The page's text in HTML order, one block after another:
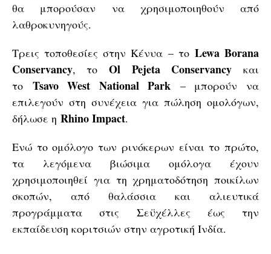
θα μπορούσαν να χρησιμοποιηθούν από
λαθροκυνηγούς.
Τρεις τοποθεσίες στην Κένυα – το Lewa Borana
Conservancy, τοOl Pejeta Conservancyκαι
το Tsavo West National Park – μπορούν να
επιλεγούν στη συνέχεια για πώληση ομολόγων,
δήλωσε η Rhino Impact.
Ενώ το ομόλογο των ρινόκερων είναι το πρώτο,
τα λεγόμενα βιώσιμα ομόλογα έχουν
χρησιμοποιηθεί για τη χρηματοδότηση ποικίλων
σκοπών, από θαλάσσια και αλιευτικά
προγράμματα στις Σεϋχέλλες έως την
εκπαίδευση κοριτσιών στην αγροτική Ινδία.